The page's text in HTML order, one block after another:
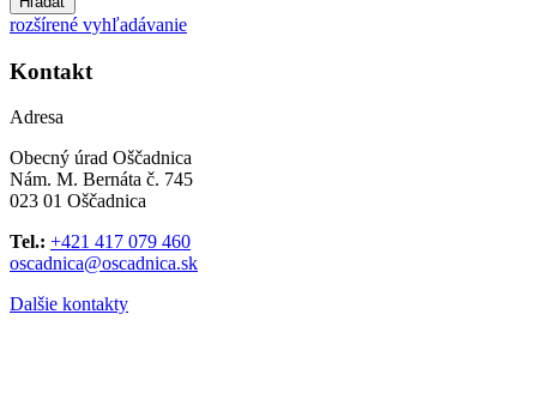
rozšírené vyhľadávanie
Kontakt
Adresa
Obecný úrad Oščadnica
Nám. M. Bernáta č. 745
023 01 Oščadnica
Tel.: +421 417 079 460
oscadnica@oscadnica.sk
Dalšie kontakty